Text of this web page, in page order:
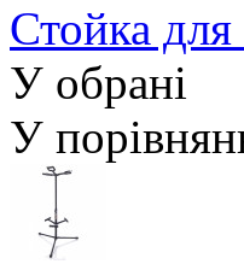
Стойка
У обрані
У